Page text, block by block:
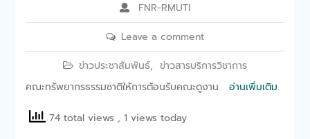
FNR-RMUTI
Leave a comment
ข่าวประชาสัมพันธ์, ข่าวสารบริการวิชาการ
คณะทรัพยากรธรรมชาติให้การต้อนรับคณะดูงาน
อ่านเพิ่มเติม.
74 total views , 1 views today